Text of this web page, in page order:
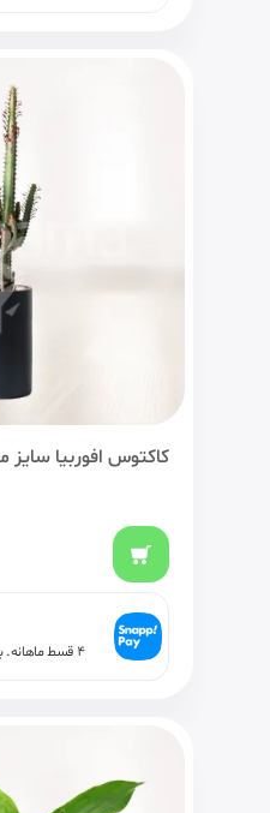
کاکتوس افوربیا
۴ قسط ماهانه. بدون سود، چک و ضامن.